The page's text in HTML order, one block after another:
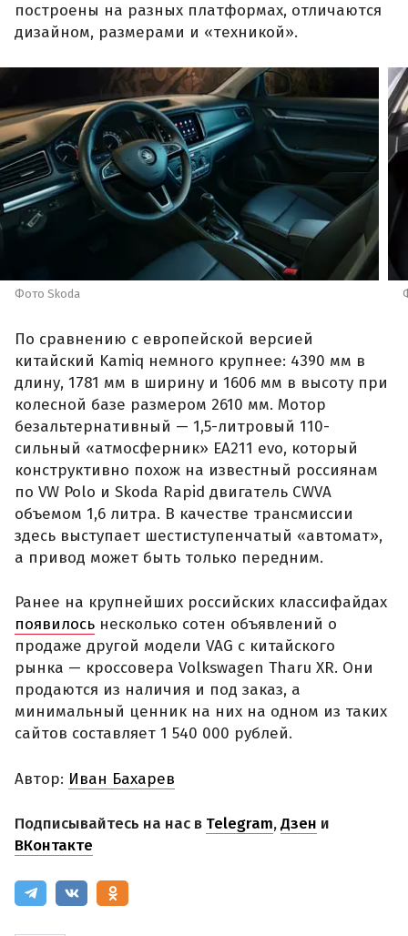
построены на разных платформах, отличаются
дизайном, размерами и «техникой».
Фото Skoda
По сравнению с европейской версией
китайский Kamiq немного крупнее: 4390 мм в
длину, 1781 мм в ширину и 1606 мм в высоту при
колесной базе размером 2610 мм. Мотор
безальтернативный — 1,5-литровый 110-
сильный «атмосферник» ЕА211 evo, который
конструктивно похож на известный россиянам
по VW Polo и Skoda Rapid двигатель CWVA
объемом 1,6 литра. В качестве трансмиссии
здесь выступает шестиступенчатый «автомат»,
а привод может быть только передним.
Ранее на крупнейших российских классифайдах
появилось несколько сотен объявлений о
продаже другой модели VAG с китайского
рынка — кроссовера Volkswagen Tharu XR. Они
продаются из наличия и под заказ, а
минимальный ценник на них на одном из таких
сайтов составляет 1 540 000 рублей.
Автор: Иван Бахарев
Подписывайтесь на нас в Telegram,Дзен и
ВКонтакте